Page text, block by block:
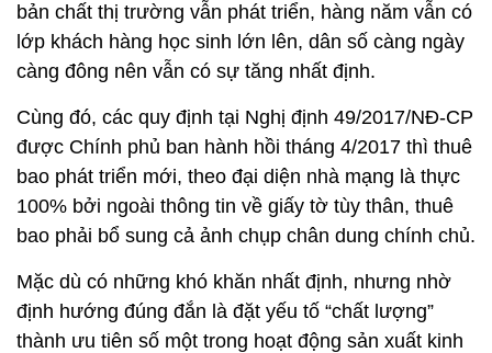
bản chất thị trường vẫn phát triển, hàng năm vẫn có
lớp khách hàng học sinh lớn lên, dân số càng ngày
càng đông nên vẫn có sự tăng nhất định.
Cùng đó, các quy định tại Nghị định 49/2017/NĐ-CP
được Chính phủ ban hành hồi tháng 4/2017 thì thuê
bao phát triển mới, theo đại diện nhà mạng là thực
100% bởi ngoài thông tin về giấy tờ tùy thân, thuê
bao phải bổ sung cả ảnh chụp chân dung chính chủ.
Mặc dù có những khó khăn nhất định, nhưng nhờ
định hướng đúng đắn là đặt yếu tố “chất lượng”
thành ưu tiên số một trong hoạt động sản xuất kinh